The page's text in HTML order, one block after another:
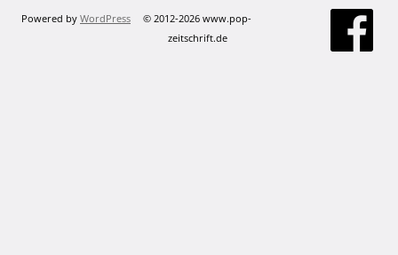
Powered by WordPress
© 2012-2026 www.pop-
zeitschrift.de